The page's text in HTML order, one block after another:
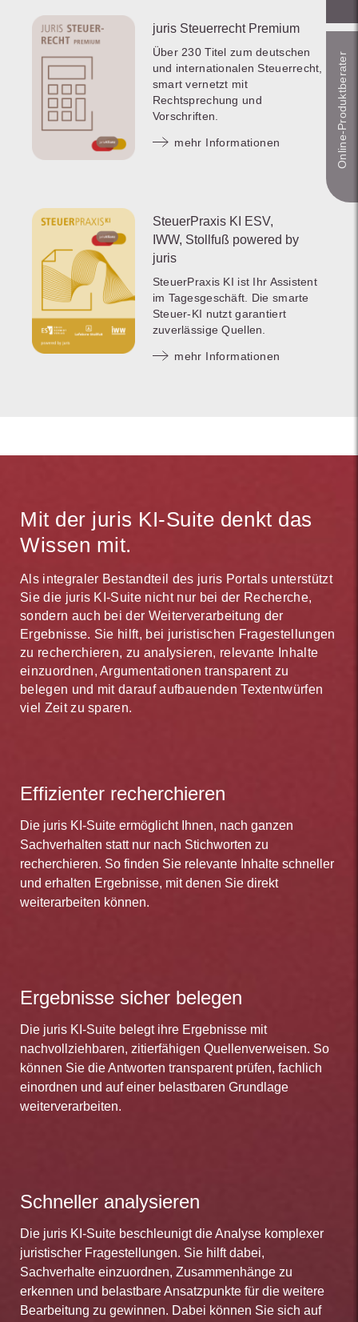
juris Steuerrecht Premium
Über 230 Titel zum deutschen
und internationalen Steuerrecht,
smart vernetzt mit
Rechtsprechung und
Vorschriften.
mehr Informationen
SteuerPraxis KI ESV,
IWW, Stollfuß powered by
juris
SteuerPraxis KI ist Ihr Assistent
im Tagesgeschäft. Die smarte
Steuer-KI nutzt garantiert
zuverlässige Quellen.
mehr Informationen
Mit der juris KI-Suite denkt das
Wissen mit.
Als integraler Bestandteil des juris Portals unterstützt
Sie die juris KI-Suite nicht nur bei der Recherche,
sondern auch bei der Weiterverarbeitung der
Ergebnisse. Sie hilft, bei juristischen Fragestellungen
zu recherchieren, zu analysieren, relevante Inhalte
einzuordnen, Argumentationen transparent zu
belegen und mit darauf aufbauenden Textentwürfen
viel Zeit zu sparen.
Effizienter recherchieren
Die juris KI-Suite ermöglicht Ihnen, nach ganzen
Sachverhalten statt nur nach Stichworten zu
recherchieren. So finden Sie relevante Inhalte schneller
und erhalten Ergebnisse, mit denen Sie direkt
weiterarbeiten können.
Ergebnisse sicher belegen
Die juris KI-Suite belegt ihre Ergebnisse mit
nachvollziehbaren, zitierfähigen Quellenverweisen. So
können Sie die Antworten transparent prüfen, fachlich
einordnen und auf einer belastbaren Grundlage
weiterverarbeiten.
Schneller analysieren
Die juris KI-Suite beschleunigt die Analyse komplexer
juristischer Fragestellungen. Sie hilft dabei,
Sachverhalte einzuordnen, Zusammenhänge zu
erkennen und belastbare Ansatzpunkte für die weitere
Bearbeitung zu gewinnen. Dabei können Sie sich auf
Online-Produkt­berater